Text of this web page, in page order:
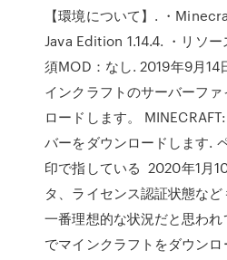
【環境について】. ・
Java Edition 1.14.4. ・リソ
須MOD：なし. 2019年9月14
インクラフトのサーバーフ
ロードします。
バーをダウンロードします.
印で指している 2020年1月
タ、ライセンス認証状態な
一番理想的な状況だと思わ
でマインクラフトをダウン